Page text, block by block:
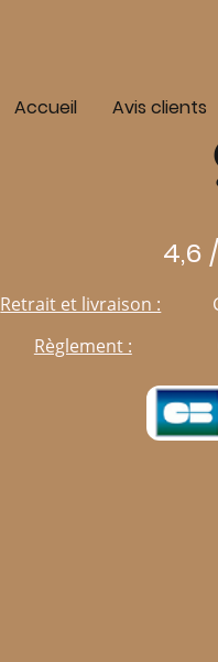
Accueil Avis clients
4,6
Retrait et livraison :
Règlement :